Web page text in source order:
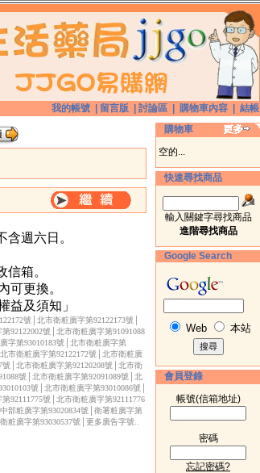
我的帳號 留言版 討論區 購物車內容
結帳
週六日。
箱。
可更換。
益及須知」
號│北市衛粧廣字第92122173號│
92122002號│北市衛粧廣字第91091088
字第93010183號│北市衛粧廣字第
市衛粧廣字第92122172號│北市衛粧廣
號│北市衛粧廣字第92120208號│北市衛
號│北市衛粧廣字第92091089號│北
號│北市衛粧廣字第93010086號│
92111775號│北市衛粧廣字第92111776
部粧廣字第93020834號│衛署粧廣字第
粧廣字第93030537號│更多廣告字號..
購物車
空的...
快速尋找商品
輸入關鍵字尋找商品
進階尋找商品
Google Search
Web 本站
會員登錄
帳號(信箱地址)
密碼
忘記密碼?